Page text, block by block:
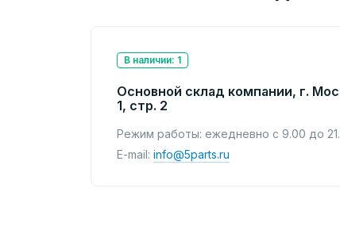
В наличии: 1
Основной склад компании, г.
1, стр. 2
Режим работы: ежедневно с 9.00 до
E-mail: info@5parts.ru